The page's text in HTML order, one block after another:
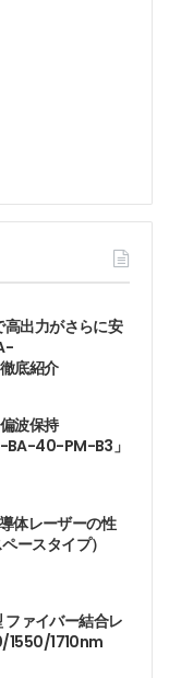
出力がさらに安
底紹介
波保持
BA-40-PM-B3」
体レーザーの性
ースタイプ）
ファイバー結合レ
1550/1710nm